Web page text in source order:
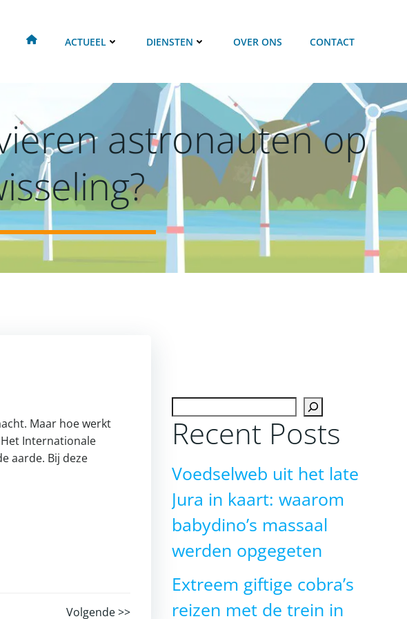
ACTUEEL DIENSTEN OVER ONS CONTACT
astronauten op
Maar hoe werkt
Internationale
aarde. Bij deze
Volgende >>
Recent Posts
Voedselweb uit het late
Jura in kaart: waarom
babydino’s massaal
werden opgegeten
Extreem giftige cobra’s
reizen met de trein in